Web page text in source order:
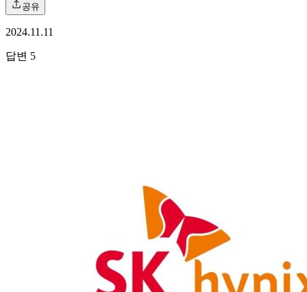
공유
2024.11.11
답변 5